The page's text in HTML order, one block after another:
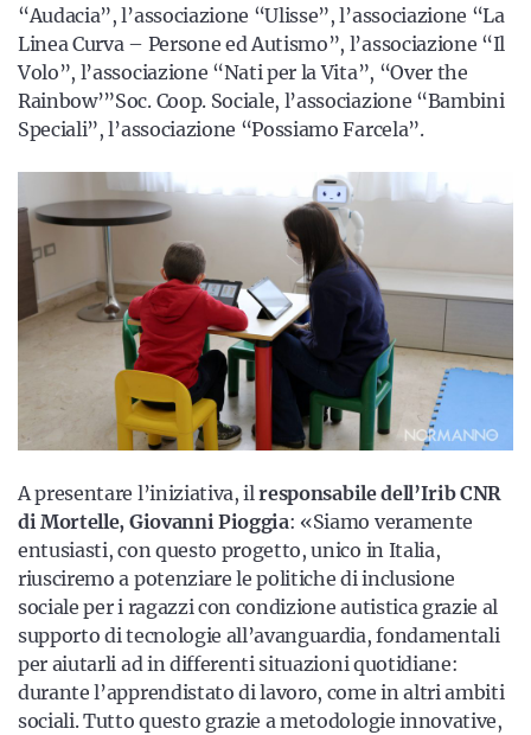
“Audacia”, l’associazione “Ulisse”, l’associazione “La
Linea Curva – Persone ed Autismo”, l’associazione “Il
Volo”, l’associazione “Nati per la Vita”, “Over the
Rainbow’”Soc. Coop. Sociale, l’associazione “Bambini
Speciali”, l’associazione “Possiamo Farcela”.
A presentare l’iniziativa, ilresponsabile dell’Irib CNR
di Mortelle, Giovanni Pioggia: «Siamo veramente
entusiasti, con questo progetto, unico in Italia,
riusciremo a potenziare le politiche di inclusione
sociale per i ragazzi con condizione autistica grazie al
supporto di tecnologie all’avanguardia, fondamentali
per aiutarli ad in differenti situazioni quotidiane:
durante l’apprendistato di lavoro, come in altri ambiti
sociali. Tutto questo grazie a metodologie innovative,